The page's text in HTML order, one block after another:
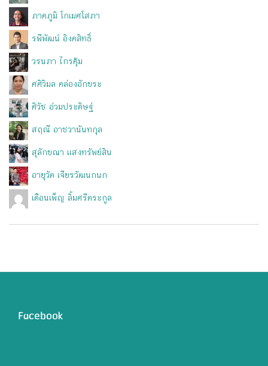
ภาคภูมิ โกเมศโสภา
รพีพัฒน์ อิงคสิทธิ์
วรนภา ไกรคุ้ม
ศศิวิมล คล่องอักขระ
ศิวัช อ่วมประดิษฐ์
สฤณี อาชวานันทกุล
สุลักขณา แสงทรัพย์สิน
อายุวัต เจียรวัฒนกนก
เดือนเพ็ญ ลิ้มศรีตระกูล
Facebook